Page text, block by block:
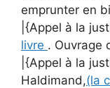
emprunter en
|{Appel à la
livre . Ouvrage
|{Appel à la
Haldimand,(la